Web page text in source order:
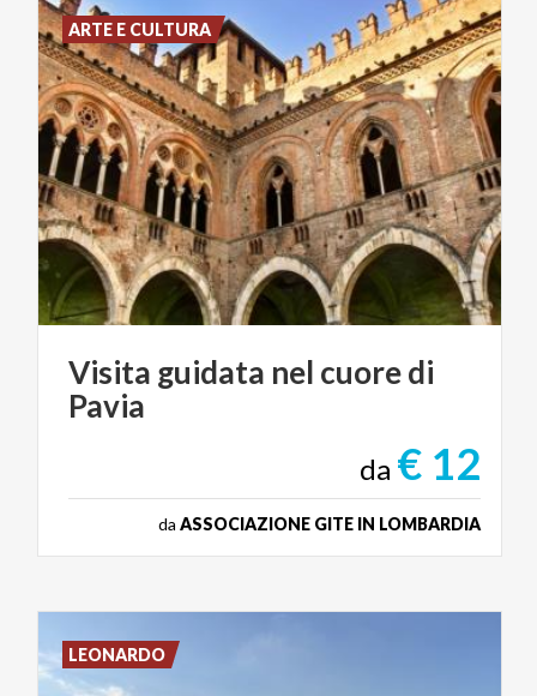
Visita guidata nel cuoredi
Pavia
da € 12
da ASSOCIAZIONE GITE IN LOMBARDIA
ARTE E CULTURA
LEONARDO